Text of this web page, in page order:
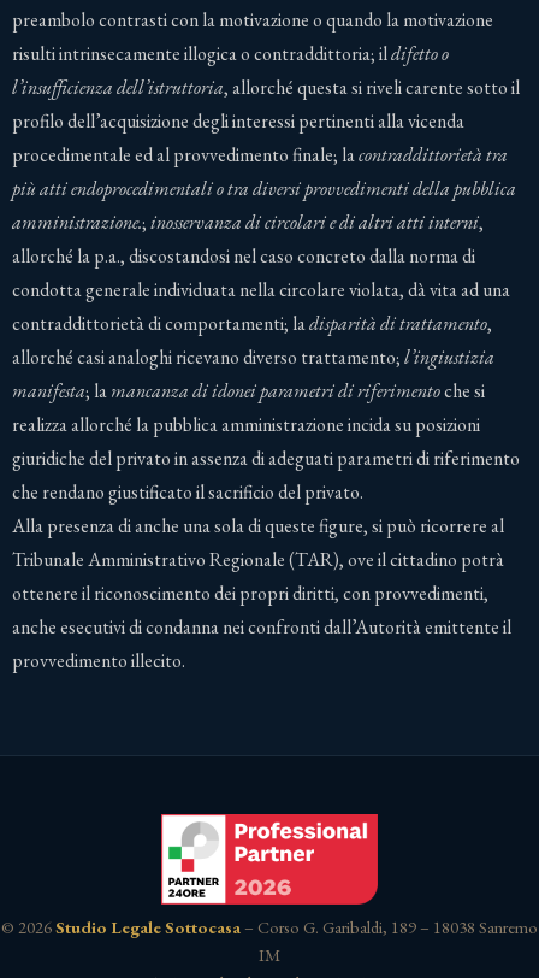
preambolo contrasti con la motivazione o quando la motivazione
risulti intrinsecamente illogica o contraddittoria; ildifetto o
l’insufficienza dell’istruttoria, allorché questa si riveli carente sotto il
profilo dell’acquisizione degli interessi pertinenti alla vicenda
procedimentale ed al provvedimento finale; lacontraddittorietà tra
più atti endoprocedimentali o tra diversi provvedimenti della pubblica
amministrazione.;inosservanza di circolari e di altri atti interni,
allorché la p.a., discostandosi nel caso concreto dalla norma di
condotta generale individuata nella circolare violata, dà vita ad una
contraddittorietà di comportamenti; ladisparità di trattamento,
allorché casi analoghi ricevano diverso trattamento;l’ingiustizia
manifesta; lamancanza di idonei parametri di riferimentoche si
realizza allorché la pubblica amministrazione incida su posizioni
giuridiche del privato in assenza di adeguati parametri di riferimento
che rendano giustificato il sacrificio del privato.
Alla presenza di anche una sola di queste figure, si può ricorrere al
Tribunale Amministrativo Regionale (TAR), ove il cittadino potrà
ottenere il riconoscimento dei propri diritti, con provvedimenti,
anche esecutivi di condanna nei confronti dall’Autorità emittente il
provvedimento illecito.
© 2026Studio Legale Sottocasa – Corso G. Garibaldi, 189 – 18038 Sanremo
IM